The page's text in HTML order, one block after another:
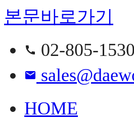
본문바로가기
call 02-805-1530
email
HOME